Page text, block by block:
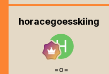
horacegoesskiing
=o=